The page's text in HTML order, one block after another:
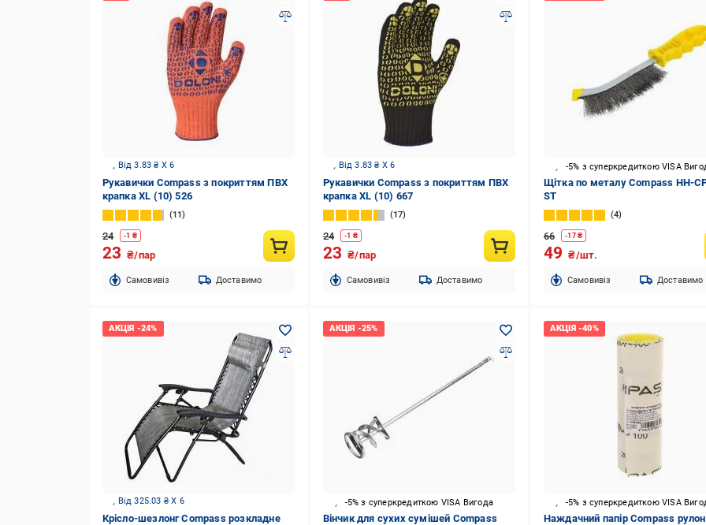
Від 3.83 ₴ X 6
Рукавички Compass з покриттям ПВХ
крапка XL (10) 526
11
24 -1 ₴
23 ₴/пар
Cамовивіз Доставимо
Від 3.83 ₴ X 6
Рукавички Compass з покриттям ПВХ
крапка XL (10) 667
17
24 -1 ₴
23 ₴/пар
Cамовивіз Доставимо
-5% з суперкредиткою VISA
Щітка по металу Compass HH-
ST
4
66 -17₴
49 ₴/шт.
Cамовивіз Доставимо
Від 325.03 ₴ X 6
Крісло-шезлонг Compass розкладне
-5% з суперкредиткою VISA Вигода
Вінчик для сухих сумішей Compass
-5% з суперкредиткою VISA
Наждачний папір Compass рулон